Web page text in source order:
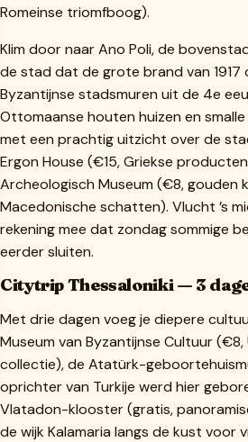
Romeinse triomfboog).
Klim door naar Ano Poli, de
de stad dat de grote brand van 1917
Byzantijnse stadsmuren uit de 4e
Ottomaanse houten huizen en
met een prachtig uitzicht over de
Ergon House (€15, Griekse
Archeologisch Museum (€8, gouden
Macedonische schatten). Vlucht ’s
rekening mee dat zondag sommige
eerder sluiten.
Citytrip Thessaloniki — 3
Met drie dagen voeg je diepere
Museum van Byzantijnse Cultuur (€8,
collectie), de Atatürk-
oprichter van Turkije werd hier
Vlatadon-klooster (gratis,
de wijk Kalamaria langs de kust voor